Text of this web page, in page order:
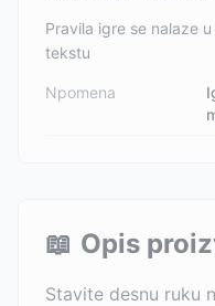
Pravila igre se nalaze
tekstu
Npomena
📖 Opis
Stavite desnu ruku